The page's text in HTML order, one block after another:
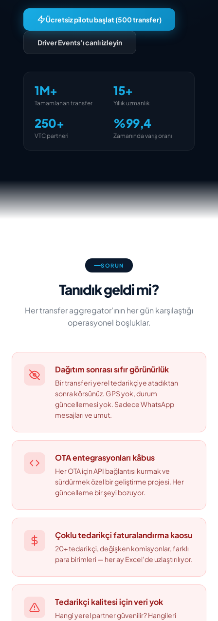
Ücretsiz pilotu başlat (500 transfer)
Driver Events’ı canlı izleyin
1M+
Tamamlanan transfer
15+
Yıllık uzmanlık
250+
VTC partneri
%99,4
Zamanında varış oranı
SORUN
Tanıdık geldi mi?
Her transfer aggregator’ının her gün karşılaştığı
operasyonel boşluklar.
Dağıtım sonrası sıfır görünürlük
Bir transferi yerel tedarikçiye atadıktan
sonra körsünüz. GPS yok, durum
güncellemesi yok. Sadece WhatsApp
mesajları ve umut.
OTA entegrasyonları kâbus
Her OTA için API bağlantısı kurmak ve
sürdürmek özel bir geliştirme projesi. Her
güncelleme bir şeyi bozuyor.
Çoklu tedarikçi faturalandırma kaosu
20+ tedarikçi, değişken komisyonlar, farklı
para birimleri — her ay Excel’de uzlaştırılıyor.
Tedarikçi kalitesi için veri yok
Hangi yerel partner güvenilir? Hangileri